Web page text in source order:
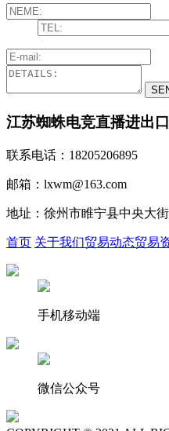
江苏蜘蛛电竞直播进出
联系电话：18205206895
邮箱：lxwm@163.com
地址：徐州市睢宁县中央大
首页 关于我们贸易动态贸易
手机移动端
微信公众号